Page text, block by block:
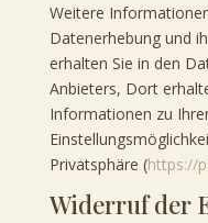
Weitere
Datenerhebung und
erhalten Sie in den
Anbieters, Dort
Informationen zu
Privatsphäre (https://
Widerruf der